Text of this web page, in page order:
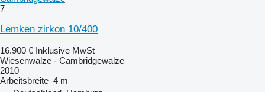
7
Lemken zirkon 10/400
16.900 € Inklusive MwSt
Wiesenwalze - Cambridgewalze
2010
Arbeitsbreite 4 m